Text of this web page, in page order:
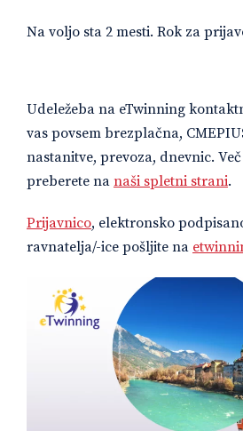
Na voljo sta 2 mesti. Rok za
Udeležeba na eTwinning
vas povsem brezplačna,
nastanitve, prevoza, dnevnic.
preberete na naši spletni strani.
Prijavnico, elektronsko
ravnatelja/-ice pošljite na